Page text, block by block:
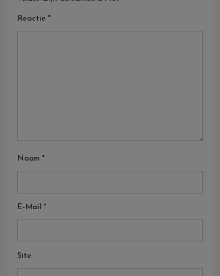
Reactie *
Naam *
E-Mail *
Site